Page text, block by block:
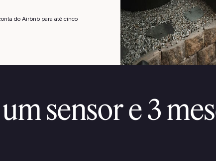
do Airbnb para até cinco
sensor e 3